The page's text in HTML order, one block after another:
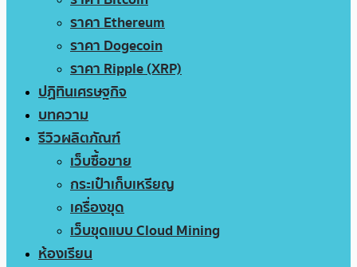
ราคา Ethereum
ราคา Dogecoin
ราคา Ripple (XRP)
ปฏิทินเศรษฐกิจ
บทความ
รีวิวผลิตภัณฑ์
เว็บซื้อขาย
กระเป๋าเก็บเหรียญ
เครื่องขุด
เว็บขุดแบบ Cloud Mining
ห้องเรียน